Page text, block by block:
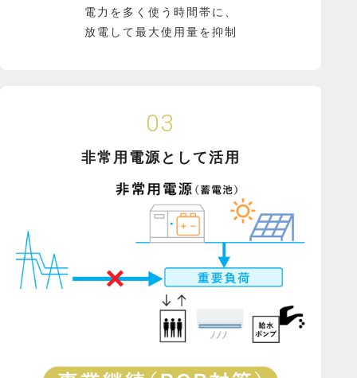
電力を多く使う時間帯に、
放電して最大使用量を抑制
03
非常用電源として活用